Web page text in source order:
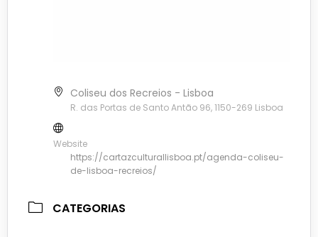
Coliseu dos Recreios - Lisboa
R. das Portas de Santo Antão 96, 1150-269 Lisboa
Website
https://cartazculturallisboa.pt/agenda-coliseu-
de-lisboa-recreios/
CATEGORIAS